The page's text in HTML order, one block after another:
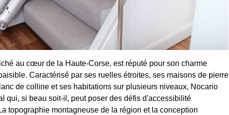
au cœur de la Haute-Corse, est réputé pour son charme
Caractérisé par ses ruelles étroites, ses maisons de pierre
de colline et ses habitations sur plusieurs niveaux, Nocario
qui, si beau soit-il, peut poser des défis d'accessibilité
topographie montagneuse de la région et la conception